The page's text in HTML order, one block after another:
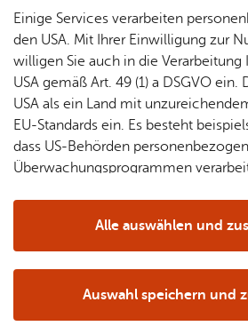
Ämter
A–Z
Diens
t­leis­
tun­gen
A–Z
For­
fent­li­
che
Be­
kannt­
ma­
chun­
& TV
Pres­se
Bil­
dung
& Be­
treu­
ung
Potz­
be­
treu­
ung
Schu­
len
Bäder & Well­ness
Schwimmen, Yoga
Einige Services verarbeiten
den USA. Mit Ihrer Einwilligung zur
willigen Sie auch in die Verarbeitung
USA gemäß Art. 49 (1) a DSGVO ein.
USA als ein Land mit
EU-Standards ein. Es besteht
dass US-Behörden
Überwachungsprogrammen
Auswahl speichern und
Alle auswählen und